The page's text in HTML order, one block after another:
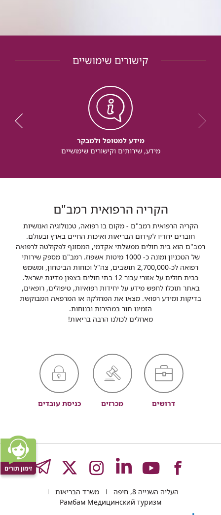
קישורים שימושיים
מידע למטופל ולמבקר
מידע, שירותים וקישורים שימושיים
הקריה הרפואית רמב"ם
הקריה הרפואית רמב"ם - מקום בו רפואה, טכנולוגיה ואנושיות
חוברים יחדיו לקידום הבריאות ואיכות החיים בארץ ובעולם.
רמב"ם הוא בית חולים ממשלתי אקדמי, המסונף לפקולטה לרפואה
של הטכניון ומונה כ- 1000 מיטות אשפוז. רמב"ם מספק שירותי
רפואה לכ-2,700,000 תושבים, צה"ל וכוחות הביטחון, ומשמש
כבית חולים על אזורי עבור 12 בתי חולים בצפון מדינת ישראל.
באתר תוכלו לחפש מידע על יחידות רפואיות, טיפולים, רופאים,
בדיקות ומידע רפואי. מצאו את המחלקה או המרפאה המבוקשת
הזמינו תור במהירות ובנוחות.
מאחלים לכולנו הרבה בריאות!
דרושים מכרזים כניסת עובדים
לעמוד
לעמוד
לעמוד
לעמוד
לעמוד
העליה השנייה 8, חיפה
משרד הבריאות
Рамбам Медицинский туризм